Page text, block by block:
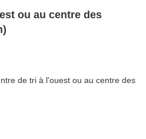
ou au centre des